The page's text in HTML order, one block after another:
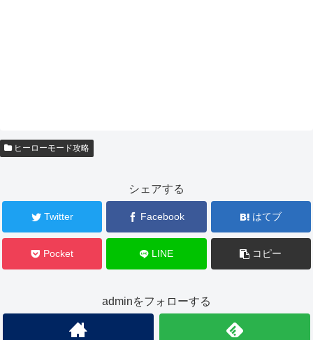
ヒーローモード攻略
シェアする
Twitter Facebook はてブ
Pocket LINE コピー
adminをフォローする